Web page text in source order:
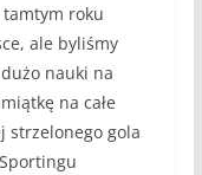
tamtym roku
ale byliśmy
nauki na
na całe
strzelonego gola